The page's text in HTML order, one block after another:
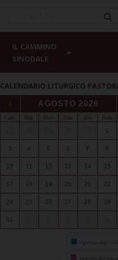
IL CAMMINO
SINODALE
CALENDARIO LITURGICO
‹ AGOSTO 2026
Lun Mar Mer Gio Ven Sab
1
3 4 5 6 7 8
10 11 12 13 14 15
17 18 19 20 21 22
24 25 26 27 28 29
31
Agenda degli uffici
Agenda del vescovo